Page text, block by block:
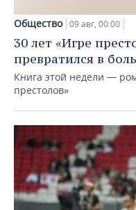
Общество 09 авг, 00:00
30 лет «Игре
превратился в
Книга этой недели —
престолов»